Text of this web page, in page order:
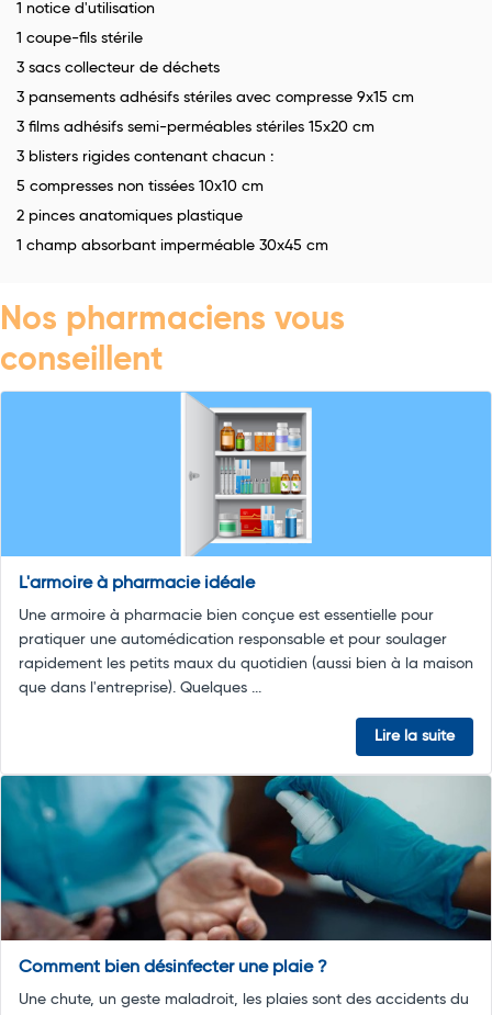
1 notice d'utilisation
1 coupe-fils stérile
3 sacs collecteur de déchets
3 pansements adhésifs stériles avec compresse 9x15 cm
3 films adhésifs semi-perméables stériles 15x20 cm
3 blisters rigides contenant chacun :
5 compresses non tissées 10x10 cm
2 pinces anatomiques plastique
1 champ absorbant imperméable 30x45 cm
Nos pharmaciens vous
conseillent
L'armoire à pharmacie idéale
Une armoire à pharmacie bien conçue est essentielle pour
pratiquer une automédication responsable et pour soulager
rapidement les petits maux du quotidien (aussi bien à la maison
que dans l'entreprise). Quelques ...
Lire la suite
Comment bien désinfecter une plaie ?
Une chute, un geste maladroit, les plaies sont des accidents du